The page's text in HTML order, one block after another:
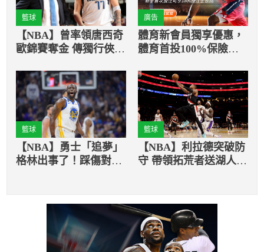
籃球
【NBA】曾率領唐西奇
歐錦賽奪金 傳獨行俠有
廣告
體育新會員獨享優惠，
體育首投100%保險返
籃球
【NBA】勇士「追夢」
格林出事了！踩傷對手
籃球
【NBA】利拉德突破防
守 帶領拓荒者送湖人第